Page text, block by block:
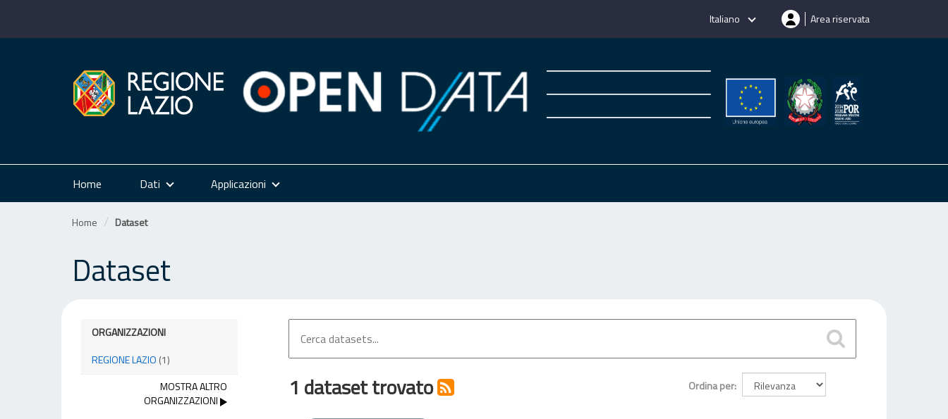
Italiano Area riservata
Home Dati Applicazioni
Home Dataset
Dataset
ORGANIZZAZIONI
REGIONE LAZIO (1)
MOSTRA ALTRO
ORGANIZZAZIONI
Ordina per
1 dataset trovato